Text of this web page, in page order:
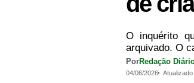
O inquérito
arquivado. O
PorRedação
04/06/2026